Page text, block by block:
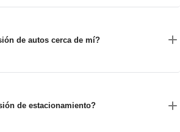
de autos cerca de mí?
de estacionamiento?